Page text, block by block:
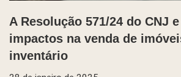
A Resolução 571/24 do CNJ
impactos na venda de
inventário